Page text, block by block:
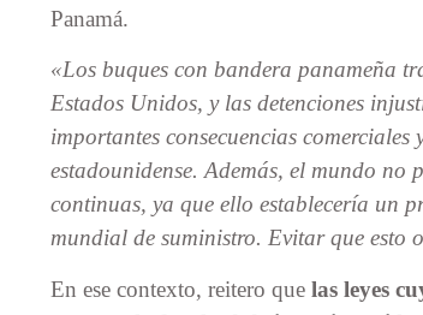
Panamá.
«Los buques con bandera panameña
Estados Unidos, y las detenciones
importantes consecuencias
estadounidense. Además, el mundo no
continuas, ya que ello establecería un
mundial de suministro. Evitar que esto
En ese contexto, reitero que las leyes